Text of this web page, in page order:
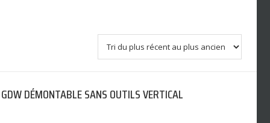
DÉMONTABLE SANS OUTILS VERTICAL